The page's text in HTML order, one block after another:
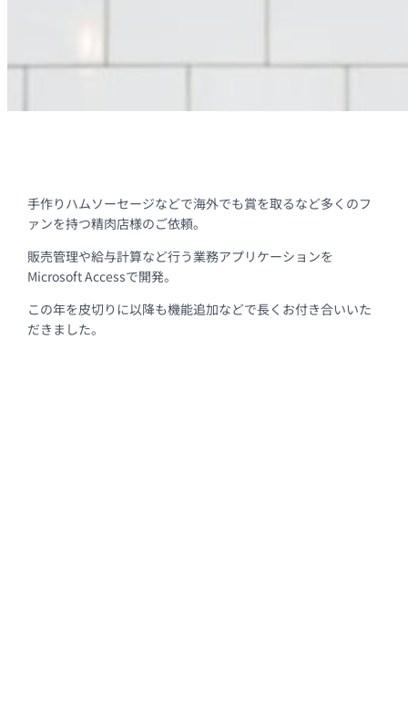
手作りハムソーセージなどで海外でも賞を取るなど多くのフ
ァンを持つ精肉店様のご依頼。
販売管理や給与計算など行う業務アプリケーションを
Microsoft Accessで開発。
この年を皮切りに以降も機能追加などで長くお付き合いいた
だきました。